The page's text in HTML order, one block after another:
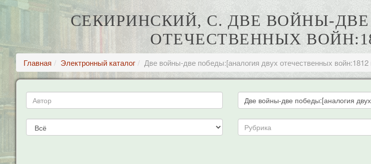
СЕКИРИНСКИЙ, С. ДВЕ ВОЙНЫ-
ОТЕЧЕСТВЕННЫХ
Главная Электронный каталог Две войны-две победы:[аналогия двух отечественных войн:1812